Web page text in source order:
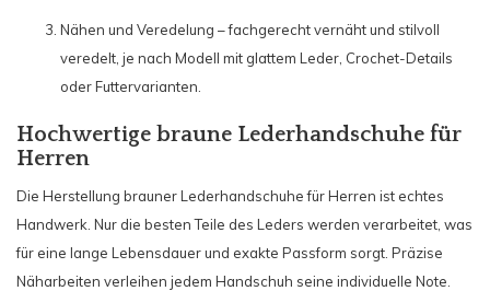
Nähen und Veredelung – fachgerecht vernäht und stilvoll
veredelt, je nach Modell mit glattem Leder, Crochet-Details
oder Futtervarianten.
Hochwertige braune Lederhandschuhe für
Herren
Die Herstellung brauner Lederhandschuhe für Herren ist echtes
Handwerk. Nur die besten Teile des Leders werden verarbeitet, was
für eine lange Lebensdauer und exakte Passform sorgt. Präzise
Näharbeiten verleihen jedem Handschuh seine individuelle Note.